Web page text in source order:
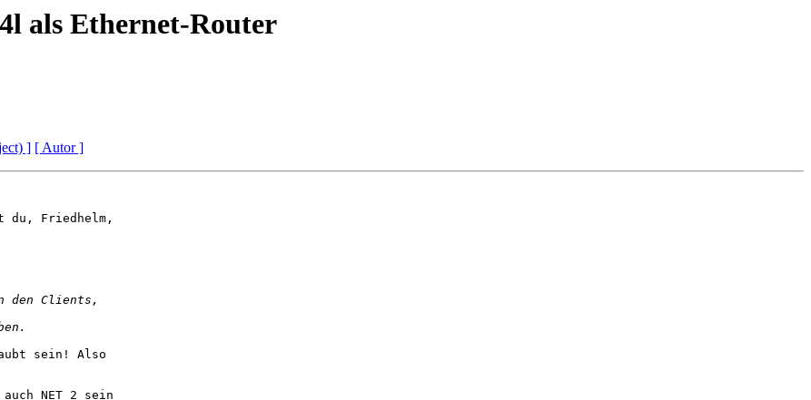
als Ethernet-Router
] [ Autor ]
du, Friedhelm,
sein! Also
NET_2 sein